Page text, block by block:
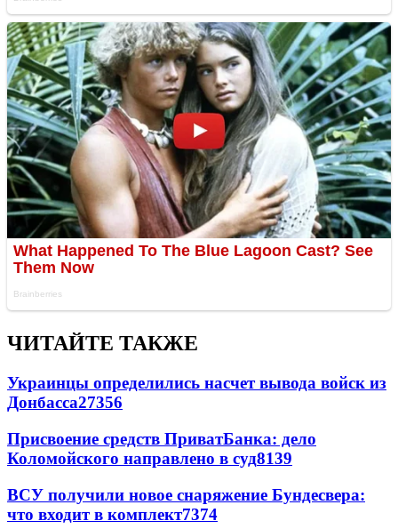
ЧИТАЙТЕ ТАКЖЕ
Украинцы определились насчет вывода войск из
Донбасса27356
Присвоение средств ПриватБанка: дело
Коломойского направлено в суд8139
ВСУ получили новое снаряжение Бундесвера:
что входит в комплект7374